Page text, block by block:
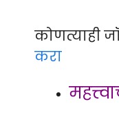
कोणत्याही
करा